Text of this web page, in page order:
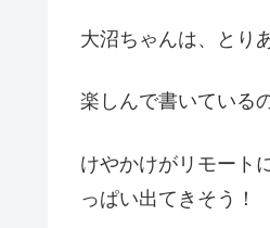
大沼ちゃんは、とり
楽しんで書いている
けやかけがリモート
っぱい出てきそう！